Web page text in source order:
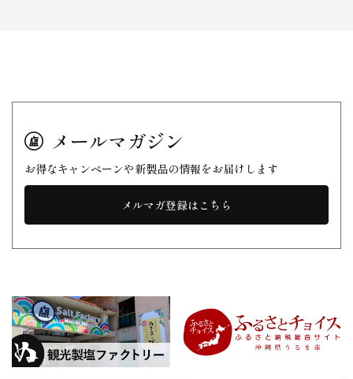
メールマガジン
お得なキャンペーンや新製品の情報をお届けします
メルマガ登録はこちら